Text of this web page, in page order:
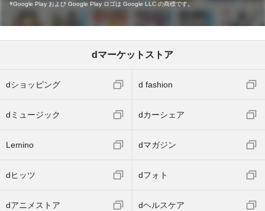
Google Play および Google Play ロゴは Google LLC の商標です。
dマーケットストア
dショッピング d fashion
dミュージック dカーシェア
Lemino dマガジン
dヒッツ dフォト
dアニメストア dヘルスケア